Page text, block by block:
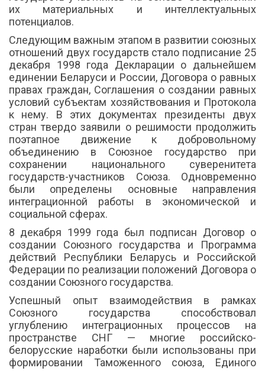
их материальных и интеллектуальных
потенциалов.
Следующим важным этапом в развитии союзных
отношений двух государств стало подписание 25
декабря 1998 года Декларации о дальнейшем
единении Беларуси и России, Договора о равных
правах граждан, Соглашения о создании равных
условий субъектам хозяйствования и Протокола
к нему. В этих документах президенты двух
стран твердо заявили о решимости продолжить
поэтапное движение к добровольному
объединению в Союзное государство при
сохранении национального суверенитета
государств-участников Союза. Одновременно
были определены основные направления
интеграционной работы в экономической и
социальной сферах.
8 декабря 1999 года был подписан Договор о
создании Союзного государства и Программа
действий Республики Беларусь и Российской
Федерации по реализации положений Договора о
создании Союзного государства.
Успешный опыт взаимодействия в рамках
Союзного государства способствовал
углублению интеграционных процессов на
пространстве СНГ — многие российско-
белорусские наработки были использованы при
формировании Таможенного союза, Единого